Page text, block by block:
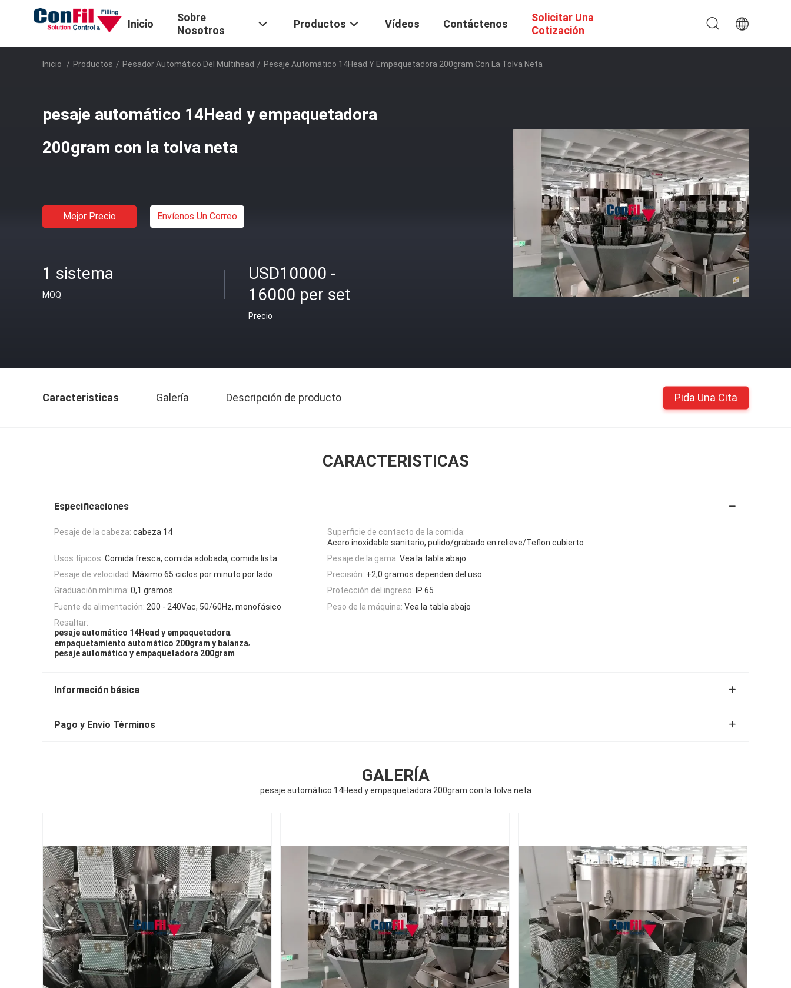
Inicio
Sobre
Nosotros
Productos Vídeos Contáctenos
Solicitar Una
Cotización
Inicio / Productos / Pesador Automático Del Multihead / Pesaje Automático 14Head Y Empaquetadora 200gram Con La Tolva Neta
pesaje automático 14Head y empaquetadora
200gram con la tolva neta
Mejor Precio Envíenos Un Correo
1 sistema
MOQ
USD10000 -
16000 per set
Precio
Caracteristicas Galería Descripción de producto Pida Una Cita
CARACTERISTICAS
Especificaciones
Pesaje de la cabeza: cabeza 14
Superficie de contacto de la comida:
Acero inoxidable sanitario, pulido/grabado en relieve/Teflon cubierto
Usos típicos: Comida fresca, comida adobada, comida lista Pesaje de la gama: Vea la tabla abajo
Pesaje de velocidad: Máximo 65 ciclos por minuto por lado Precisión: +2,0 gramos dependen del uso
Graduación mínima: 0,1 gramos Protección del ingreso: IP 65
Fuente de alimentación: 200 - 240Vac, 50/60Hz, monofásico Peso de la máquina: Vea la tabla abajo
Resaltar:
pesaje automático 14Head y empaquetadora,
empaquetamiento automático 200gram y balanza,
pesaje automático y empaquetadora 200gram
Información básica
Pago y Envío Términos
GALERÍA
pesaje automático 14Head y empaquetadora 200gram con la tolva neta